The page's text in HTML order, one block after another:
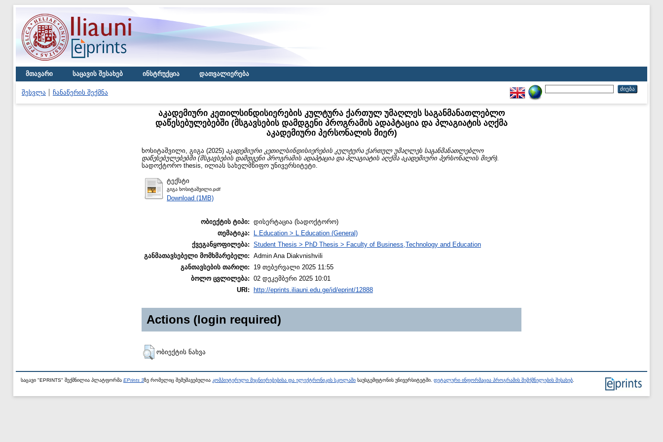
მთავარი საცავის შესახებ ინსტრუქცია დათვალიერება
შესვლა ჩანაწერის შექმნა
აკადემიური კეთილსინდისიერების კულტურა ქართულ უმაღლეს საგანმანათლებლო
დაწესებულებებში (მსგავსების დამდგენი პროგრამის ადაპტაცია და პლაგიატის აღქმა
აკადემიური პერსონალის მიერ)
ხოსიტაშვილი, გიგა (2025) აკადემიური კეთილსინდისიერების კულტურა ქართულ უმაღლეს საგანმანათლებლო
დაწესებულებებში (მსგავსების დამდგენი პროგრამის ადაპტაცია და პლაგიატის აღქმა აკადემიური პერსონალის მიერ).
სადოქტორო thesis, ილიას სახელმწიფო უნივერსიტეტი.
ტექსტი
გიგა ხოსიტაშვილი.pdf
Download (1MB)
ობიექტის ტიპი: დისერტაცია (სადოქტორო)
თემატიკა:
L Education > L Education (General)
ქვეგანყოფილება: Student Thesis > PhD Thesis > Faculty of Business,Technology and Education
განმათავსებელი მომხმარებელი: Admin Ana Diakvnishvili
განთავსების თარიღი:
19 თებერვალი 2025 11:55
ბოლო ცვლილება: 02 დეკემბერი 2025 10:01
URI:
http://eprints.iliauni.edu.ge/id/eprint/12888
Actions (login required)
ობიექტის ნახვა
საცავი "EPRINTS" შექმნილია პლატფორმა EPrints 3ზე რომელიც შემუშავებულია კომპიუტერული მეცნიერებებისა და ელექტრონიკის სკოლაში საუსგემფტონის უნივერსიტეტში. დეტალური ინფორმაცია პროგრამის შემქმნელების შესახებ.